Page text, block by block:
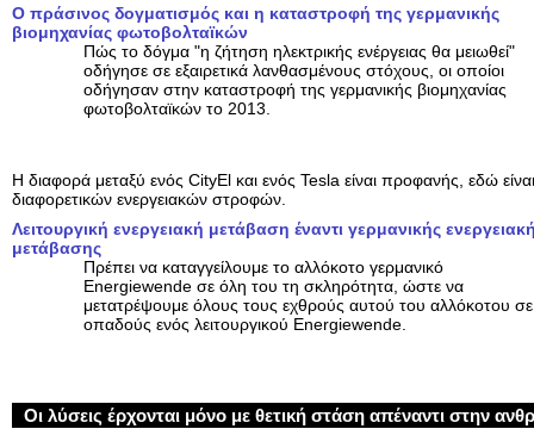
Ο πράσινος δογματισμός και η καταστροφή της γερμανικής
βιομηχανίας φωτοβολταϊκών
Πώς το δόγμα "η ζήτηση ηλεκτρικής ενέργειας θα μειωθεί"
οδήγησε σε εξαιρετικά λανθασμένους στόχους, οι οποίοι
οδήγησαν στην καταστροφή της γερμανικής βιομηχανίας
φωτοβολταϊκών το 2013.
Η διαφορά μεταξύ ενός CityEl και ενός Tesla είναι προφανής, εδώ
διαφορετικών ενεργειακών στροφών.
Λειτουργική ενεργειακή μετάβαση έναντι γερμανικής
μετάβασης
Πρέπει να καταγγείλουμε το αλλόκοτο γερμανικό
Energiewende σε όλη του τη σκληρότητα, ώστε να
μετατρέψουμε όλους τους εχθρούς αυτού του αλλόκοτου σε
οπαδούς ενός λειτουργικού Energiewende.
Οι λύσεις έρχονται μόνο με θετική στάση απέναντι στην